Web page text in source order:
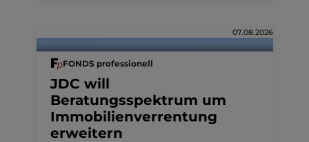
07.08.2026
FONDS professionell
JDC will
Beratungsspektrum um
Immobilienverrentung
erweitern